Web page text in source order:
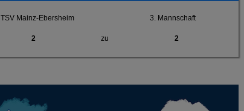
TSV Mainz-Ebersheim 3. Mannschaft
2 zu 2